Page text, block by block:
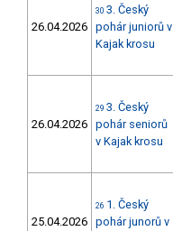
26.04.2026
30 3. Český
pohár juniorů v
Kajak krosu
26.04.2026
29 3. Český
pohár seniorů
v Kajak krosu
25.04.2026
26 1. Český
pohár junorů v